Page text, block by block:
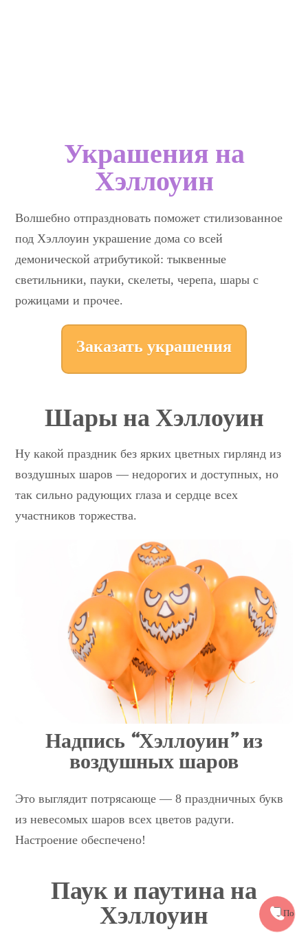
Украшения на
Хэллоуин
Волшебно отпраздновать поможет стилизованное
под Хэллоуин украшение дома со всей
демонической атрибутикой: тыквенные
светильники, пауки, скелеты, черепа, шары с
рожицами и прочее.
Заказать украшения
Шары на Хэллоуин
Ну какой праздник без ярких цветных гирлянд из
воздушных шаров — недорогих и доступных, но
так сильно радующих глаза и сердце всех
участников торжества.
Надпись “Хэллоуин” из
воздушных шаров
Это выглядит потрясающе — 8 праздничных букв
из невесомых шаров всех цветов радуги.
Настроение обеспечено!
Паук и паутина на
Хэллоуин